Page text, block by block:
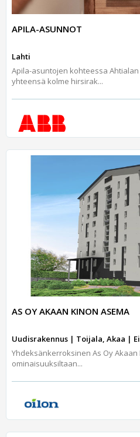
APILA-ASUNNOT
Lahti
Apila-asuntojen kohteessa
yhteensä kolme hirsirak...
AS OY AKAAN KINON ASEMA
Uudisrakennus | Toijala, Akaa |
Yhdeksänkerroksinen As Oy
ominaisuuksiltaan...